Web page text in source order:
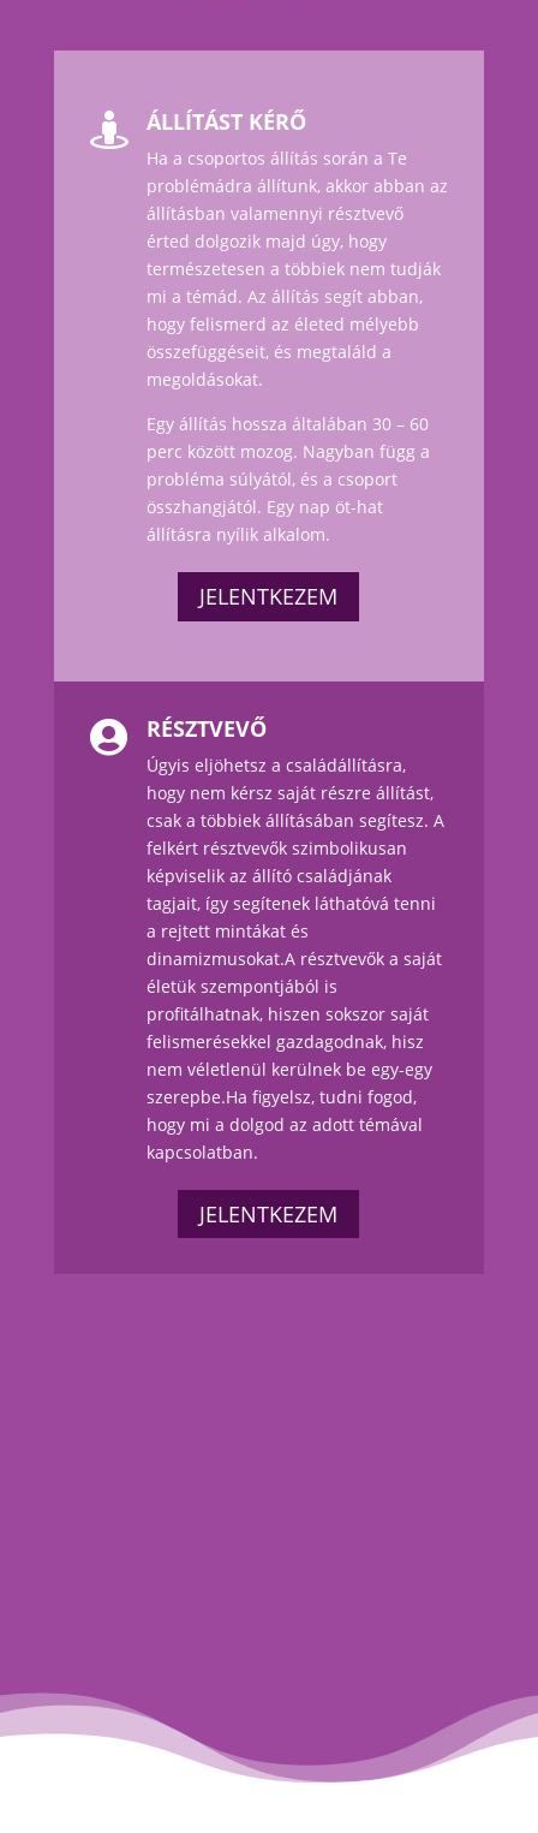
 ÁLLÍTÁST KÉRŐ
Ha a csoportos állítás során a Te
problémádra állítunk, akkor abban az
állításban valamennyi résztvevő
érted dolgozik majd úgy, hogy
természetesen a többiek nem tudják
mi a témád. Az állítás segít abban,
hogy felismerd az életed mélyebb
összefüggéseit, és megtaláld a
megoldásokat.
Egy állítás hossza általában 30 – 60
perc között mozog. Nagyban függ a
probléma súlyától, és a csoport
összhangjától. Egy nap öt-hat
állításra nyílik alkalom.
JELENTKEZEM
 RÉSZTVEVŐ
Úgyis eljöhetsz a családállításra,
hogy nem kérsz saját részre állítást,
csak a többiek állításában segítesz. A
felkért résztvevők szimbolikusan
képviselik az állító családjának
tagjait, így segítenek láthatóvá tenni
a rejtett mintákat és
dinamizmusokat.A résztvevők a saját
életük szempontjából is
profitálhatnak, hiszen sokszor saját
felismerésekkel gazdagodnak, hisz
nem véletlenül kerülnek be egy-egy
szerepbe.Ha figyelsz, tudni fogod,
hogy mi a dolgod az adott témával
kapcsolatban.
JELENTKEZEM